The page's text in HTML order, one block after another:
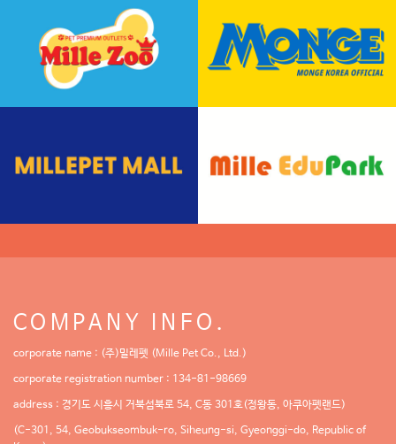
COMPANY INFO.
corporate name : (주)밀레펫 (Mille Pet Co., Ltd.)
corporate registration number : 134-81-98669
address : 경기도 시흥시 거북섬북로 54, C동 301호(정왕동, 아쿠아펫랜드)
(C-301, 54, Geobukseombuk-ro, Siheung-si, Gyeonggi-do, Republic of